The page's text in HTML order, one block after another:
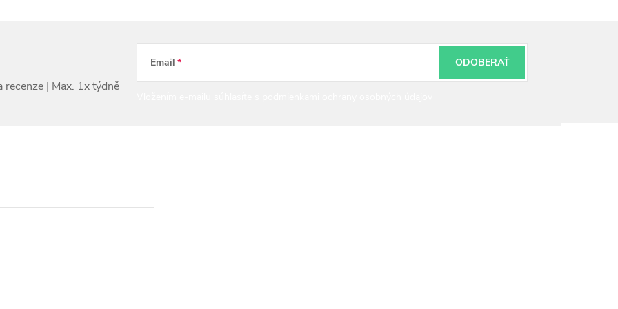
Email ODOBERAŤ